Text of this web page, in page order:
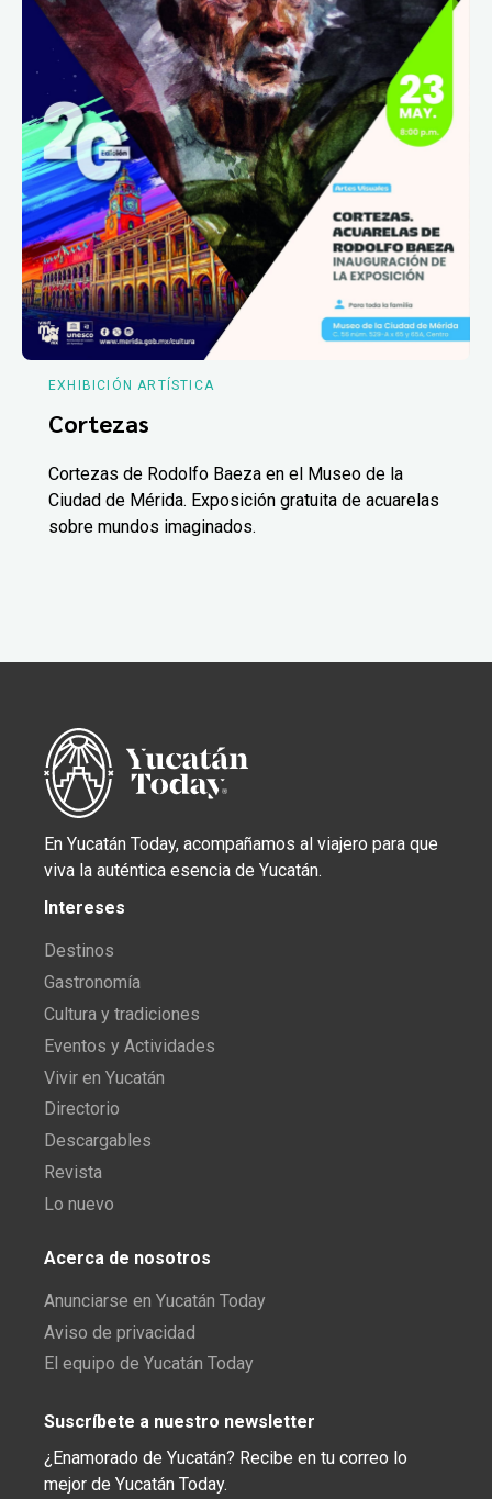
EXHIBICIÓN ARTÍSTICA
Cortezas
Cortezas de Rodolfo Baeza en el Museo de la
Ciudad de Mérida. Exposición gratuita de acuarelas
sobre mundos imaginados.
En Yucatán Today, acompañamos al viajero para que
viva la auténtica esencia de Yucatán.
Intereses
Destinos
Gastronomía
Cultura y tradiciones
Eventos y Actividades
Vivir en Yucatán
Directorio
Descargables
Revista
Lo nuevo
Acerca de nosotros
Anunciarse en Yucatán Today
Aviso de privacidad
El equipo de Yucatán Today
Suscríbete a nuestro newsletter
¿Enamorado de Yucatán? Recibe en tu correo lo
mejor de Yucatán Today.